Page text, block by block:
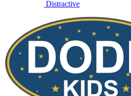
Distractive